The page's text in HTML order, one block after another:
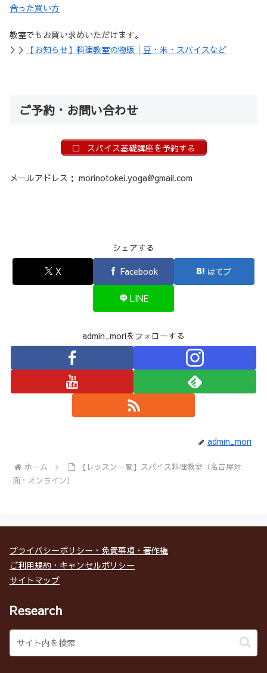
合った買い方
教室でもお買い求めいただけます。
＞＞
【お知らせ】料理教室の物販│豆・米・スパイスなど
ご予約・お問い合わせ
スパイス基礎講座を予約する
メールアドレス： morinotokei.yoga@gmail.com
シェアする
X
Facebook はてブ
LINE
admin_moriをフォローする
admin_mori
ホーム
【レッスン一覧】スパイス料理教室（名古屋対
面・オンライン）
プライバシーポリシー・免責事項・著作権
ご利用規約・キャンセルポリシー
サイトマップ
Research